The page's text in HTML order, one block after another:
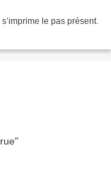
le pas présent.